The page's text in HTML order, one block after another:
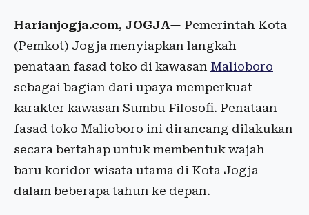
Harianjogja.com, JOGJA— Pemerintah Kota
(Pemkot) Jogja menyiapkan langkah
penataan fasad toko di kawasan Malioboro
sebagai bagian dari upaya memperkuat
karakter kawasan Sumbu Filosofi. Penataan
fasad toko Malioboro ini dirancang dilakukan
secara bertahap untuk membentuk wajah
baru koridor wisata utama di Kota Jogja
dalam beberapa tahun ke depan.